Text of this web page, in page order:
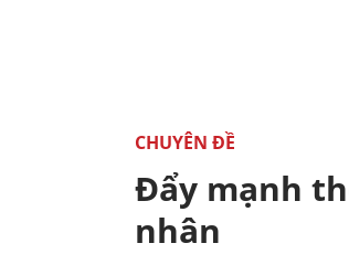
CHUYÊN ĐỀ
Đẩy mạnh
nhân